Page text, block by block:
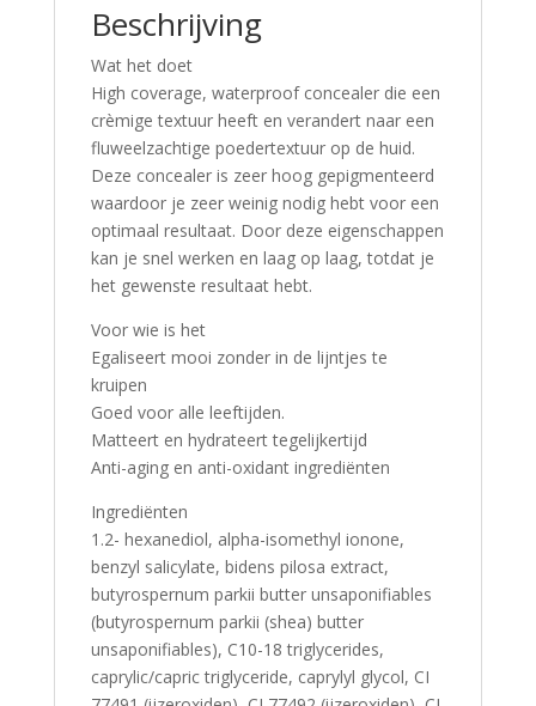
Beschrijving
Wat het doet
High coverage, waterproof concealer die een
crèmige textuur heeft en verandert naar een
fluweelzachtige poedertextuur op de huid.
Deze concealer is zeer hoog gepigmenteerd
waardoor je zeer weinig nodig hebt voor een
optimaal resultaat. Door deze eigenschappen
kan je snel werken en laag op laag, totdat je
het gewenste resultaat hebt.
Voor wie is het
Egaliseert mooi zonder in de lijntjes te
kruipen
Goed voor alle leeftijden.
Matteert en hydrateert tegelijkertijd
Anti-aging en anti-oxidant ingrediënten
Ingrediënten
1.2- hexanediol, alpha-isomethyl ionone,
benzyl salicylate, bidens pilosa extract,
butyrospernum parkii butter unsaponifiables
(butyrospernum parkii (shea) butter
unsaponifiables), C10-18 triglycerides,
caprylic/capric triglyceride, caprylyl glycol, CI